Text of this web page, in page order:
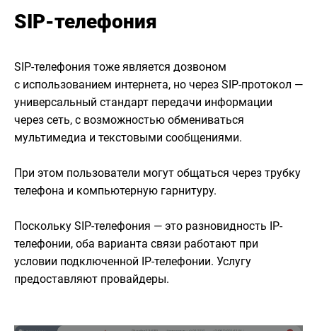
SIP-телефония
SIP-телефония тоже является дозвоном
с использованием интернета, но через SIP-протокол —
универсальный стандарт передачи информации
через сеть, с возможностью обмениваться
мультимедиа и текстовыми сообщениями.
При этом пользователи могут общаться через трубку
телефона и компьютерную гарнитуру.
Поскольку SIP-телефония — это разновидность IP-
телефонии, оба варианта связи работают при
условии подключенной IP-телефонии. Услугу
предоставляют провайдеры.